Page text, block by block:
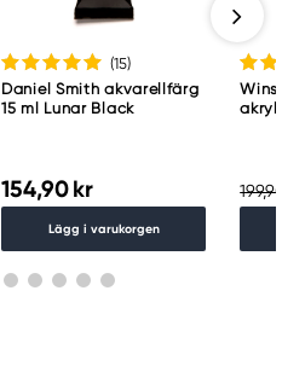
(15)
Daniel Smith akvarellfärg
15 ml Lunar Black
154,90 kr
Lägg i varukorgen